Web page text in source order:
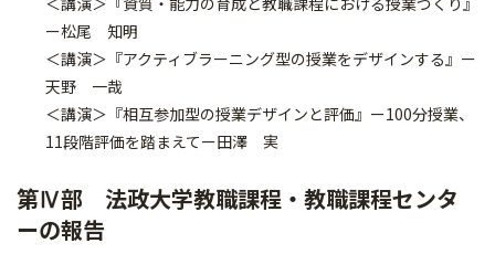
ー松尾 知明
＜講演＞『アクティブラーニング型の授業をデザインする』ー
天野 一哉
＜講演＞『相互参加型の授業デザインと評価』ー100分授業、
11段階評価を踏まえてー田澤 実
第Ⅳ部 法政大学教職課程・教職課程センタ
ーの報告